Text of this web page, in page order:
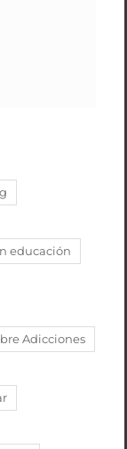
educación
Adicciones